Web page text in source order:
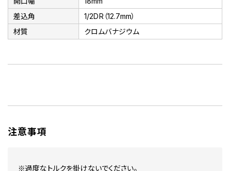
差込角
1/2DR（12.7mm）
材質
クロムバナジウム
注意事項
※過度なトルクを掛けないでください。